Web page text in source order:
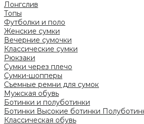
Лонгслив
Топы
Футболки и поло
Женские сумки
Вечерние сумочки
Классические сумки
Рюкзаки
Сумки через плечо
Сумки-шопперы
Съемные ремни для сумок
Мужская обувь
Ботинки и полуботинки
Ботинки Высокие ботинки
Классическая обувь